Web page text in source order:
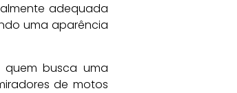
adequada
uma aparência
busca uma
de motos